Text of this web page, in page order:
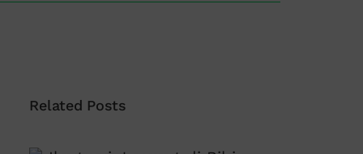
Related Posts